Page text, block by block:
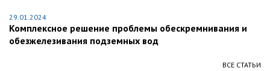
29.01.2024
Комплексное решение проблемы обескремнивания и
обезжелезивания подземных вод
ВСЕ СТАТЬИ